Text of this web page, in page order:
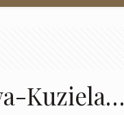
Kuziela…